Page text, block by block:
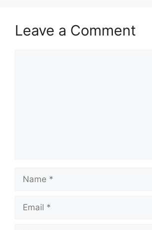
Leave a Comment